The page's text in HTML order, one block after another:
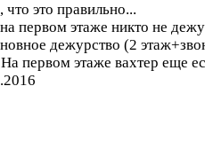
что это правильно...
первом этаже никто не
дежурство (2
первом этаже вахтер еще